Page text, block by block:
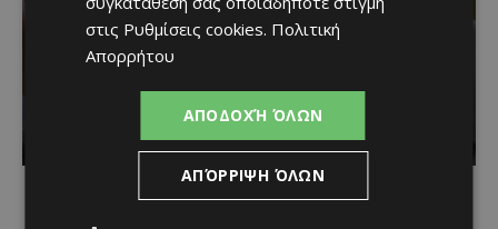
κέφι στον Δελίκηπο για
τη γιορτή του
Χρυσοσώτηρος
Κατερίνα Χριστοφή - August 7, 2026
στις Ρυθμίσεις cookies. Πολιτική
Απορρήτου
ΑΠΟΔΟΧΉ ΌΛΩΝ
ΑΠΌΡΡΙΨΗ ΌΛΩΝ